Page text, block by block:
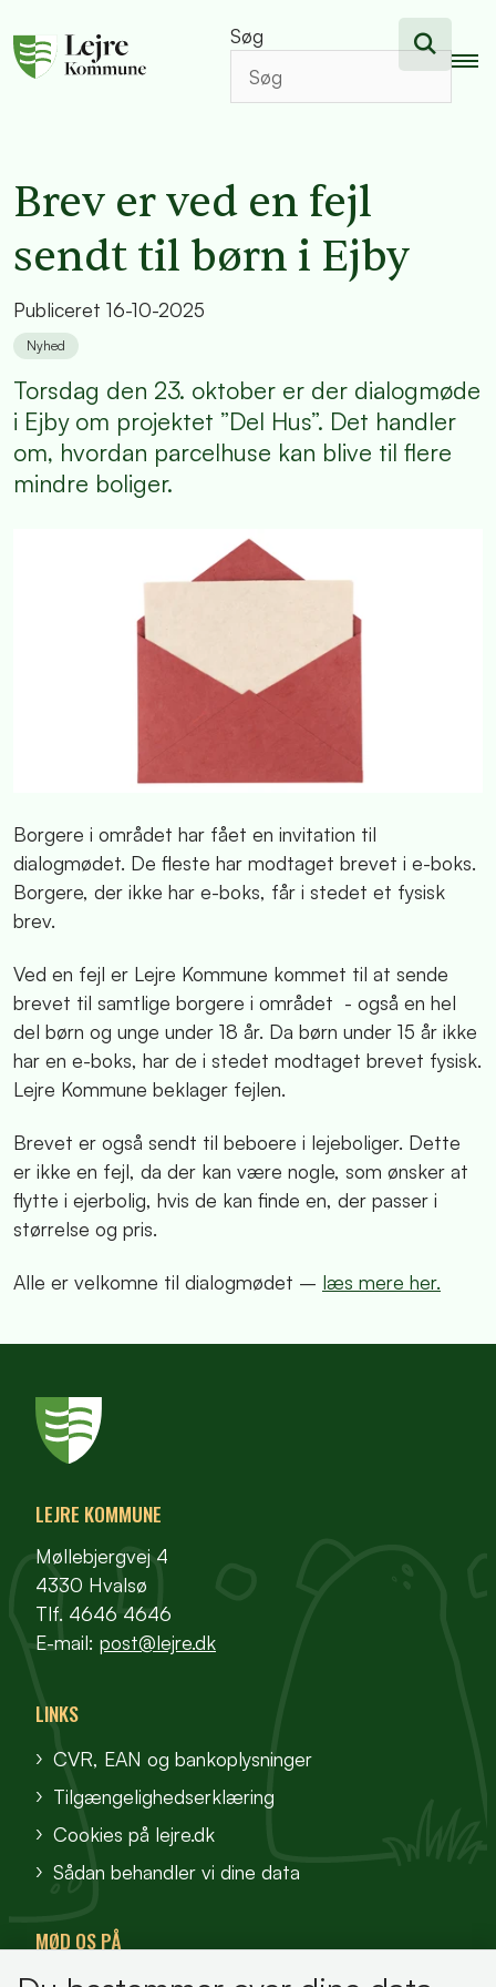
Søg
Brev er ved en fejl
sendt til børn i Ejby
Publiceret 16-10-2025
Nyhed
Torsdag den 23. oktober er der dialogmøde
i Ejby om projektet ”Del Hus”. Det handler
om, hvordan parcelhuse kan blive til flere
mindre boliger.
Borgere i området har fået en invitation til
dialogmødet. De fleste har modtaget brevet i e-boks.
Borgere, der ikke har e-boks, får i stedet et fysisk
brev.
Ved en fejl er Lejre Kommune kommet til at sende
brevet til samtlige borgere i området - også en hel
del børn og unge under 18 år. Da børn under 15 år ikke
har en e-boks, har de i stedet modtaget brevet fysisk.
Lejre Kommune beklager fejlen.
Brevet er også sendt til beboere i lejeboliger. Dette
er ikke en fejl, da der kan være nogle, som ønsker at
flytte i ejerbolig, hvis de kan finde en, der passer i
størrelse og pris.
Alle er velkomne til dialogmødet – læs mere her.
LEJRE KOMMUNE
Møllebjergvej 4
4330 Hvalsø
Tlf. 4646 4646
E-mail: post@lejre.dk
LINKS
CVR, EAN og bankoplysninger
Tilgængelighedserklæring
Cookies på lejre.dk
Sådan behandler vi dine data
MØD OS PÅ